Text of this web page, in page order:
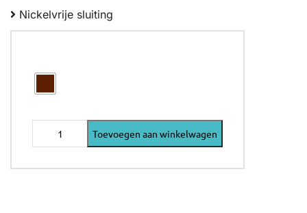
Nickelvrije sluiting
BOREAS
aantal
Toevoegen aan winkelwagen